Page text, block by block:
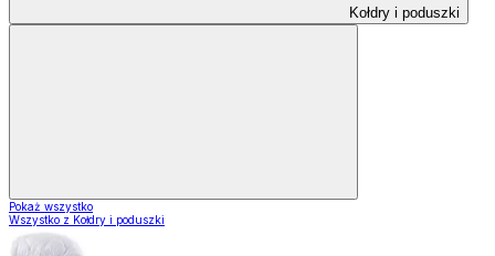
Kołdry i poduszki
Pokaż wszystko
Wszystko z Kołdry i poduszki